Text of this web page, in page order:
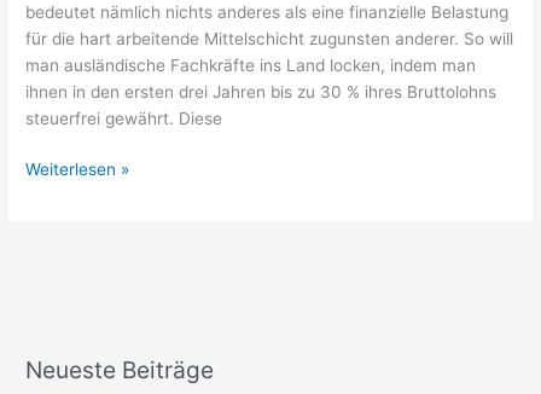
bedeutet nämlich nichts anderes als eine finanzielle Belastung
für die hart arbeitende Mittelschicht zugunsten anderer. So will
man ausländische Fachkräfte ins Land locken, indem man
ihnen in den ersten drei Jahren bis zu 30 % ihres Bruttolohns
steuerfrei gewährt. Diese
Weiterlesen »
Neueste Beiträge